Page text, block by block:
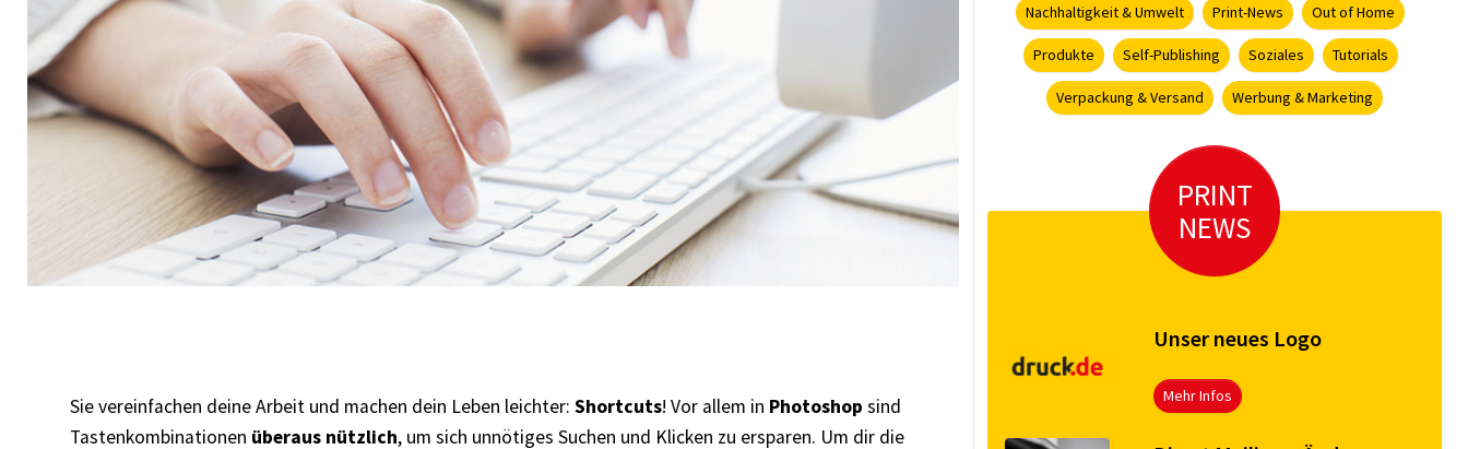
Sie vereinfachen deine Arbeit und machen dein Leben leichter: Shortcuts! Vor allem in Photoshop sind
Tastenkombinationen überaus nützlich, um sich unnötiges Suchen und Klicken zu ersparen. Um dir die
Nachhaltigkeit & Umwelt Print-News Out of Home
Produkte Self-Publishing Soziales Tutorials
Verpackung & Versand Werbung & Marketing
PRINT
NEWS
Unser neues Logo
Mehr Infos